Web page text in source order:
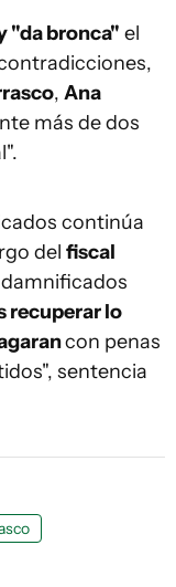
"da bronca" el
, Ana
más de dos
continúa
del fiscal
recuperar lo
con penas
sentencia